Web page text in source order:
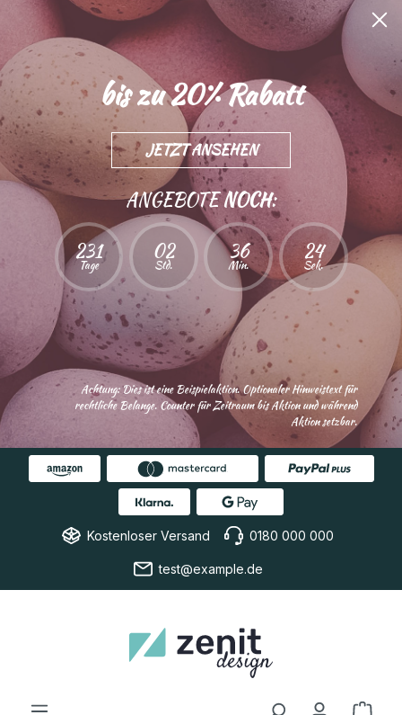
springen
MegaOsterSale
bis zu20%Rabatt
Angebote ab 9.
JETZT ANSEHEN
ANGEBOTENOCH:
231
Tage
02
Std.
36
Min.
23
Sek.
Achtung: Dies ist eine Beispielaktion. Optionaler Hinweistext für
rechtliche Belange. Counter für Zeitraum bis Aktion und während
Aktion setzbar.
Kostenloser Versand 0180 000 000
test@example.de